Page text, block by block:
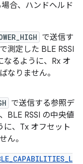
合、ハンドヘルド
で送信す
測定した BLE RSSI
るように、Rx オ
なりません。
で送信する参照デ
BLE RSSI の中央値
、Tx オフセット
ん。